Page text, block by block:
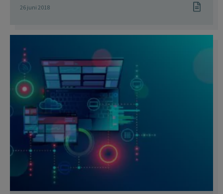
26 juni 2018